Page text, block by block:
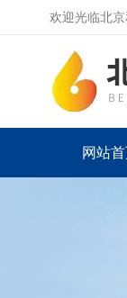
欢迎光临北
网站